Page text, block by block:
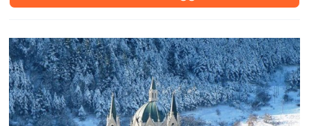
Cosa
vedere,
Cosa
Fare
e
Come